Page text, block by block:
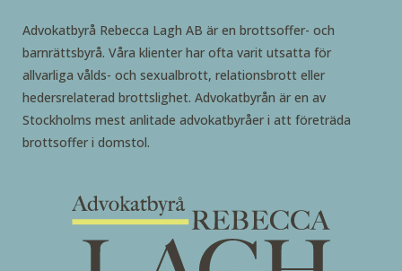
Advokatbyrå Rebecca Lagh AB är en brottsoffer- och
barnrättsbyrå. Våra klienter har ofta varit utsatta för
allvarliga vålds- och sexualbrott, relationsbrott eller
hedersrelaterad brottslighet. Advokatbyrån är en av
Stockholms mest anlitade advokatbyråer i att företräda
brottsoffer i domstol.